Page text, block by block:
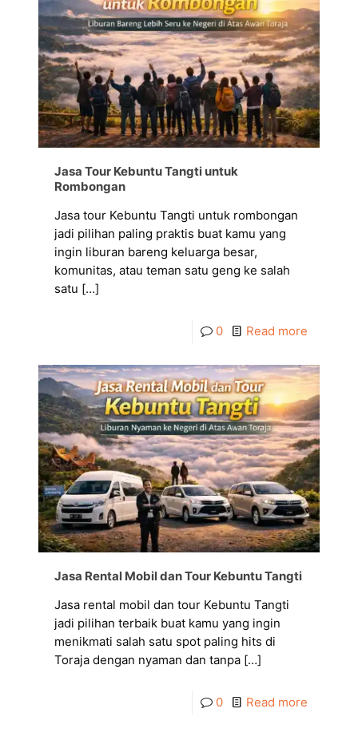
Jasa Tour Kebuntu Tangti untuk
Rombongan
Jasa tour Kebuntu Tangti untuk rombongan
jadi pilihan paling praktis buat kamu yang
ingin liburan bareng keluarga besar,
komunitas, atau teman satu geng ke salah
satu […]
0 Read more
Jasa Rental Mobil dan Tour Kebuntu Tangti
Jasa rental mobil dan tour Kebuntu Tangti
jadi pilihan terbaik buat kamu yang ingin
menikmati salah satu spot paling hits di
Toraja dengan nyaman dan tanpa […]
0 Read more